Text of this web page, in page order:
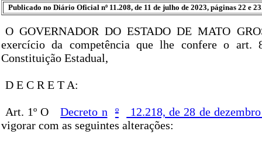
Publicado no Diário Oficial nº 11.208, de 11 de julho de 2023, páginas 22 e
O GOVERNADOR DO ESTADO DE MATO
exercício da competência que lhe confere o
Constituição Estadual,
D E C R E T A:
Art. 1º O Decreto n º
12.218, de 28 de
vigorar com as seguintes alterações: